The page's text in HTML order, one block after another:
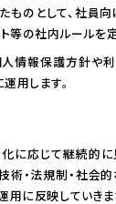
ものとして、社員向
等の社内ルールを定
情報保護方針や利
用します。
に応じて継続的に
技術・法規制・社会
用に反映していきま